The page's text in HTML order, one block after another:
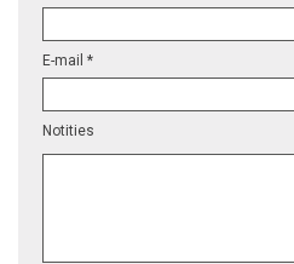
E-mail *
Notities